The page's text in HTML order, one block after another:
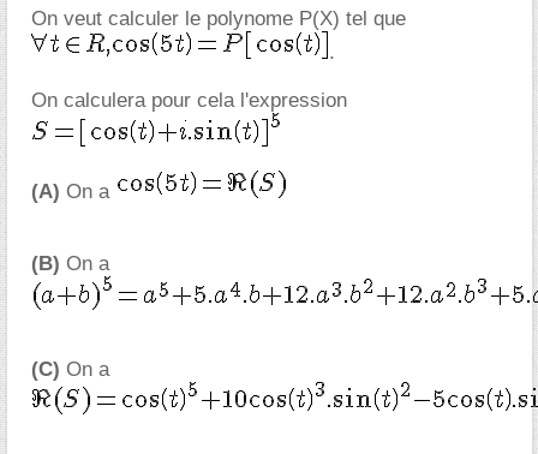
On veut calculer le polynome P(X) tel que
.
On calculera pour cela l'expression
(A) On a
(B) On a
(C) On a